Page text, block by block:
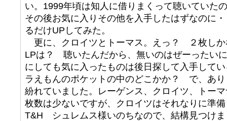
い。1999年頃は知人に借りまくって聴いてい
その後お気に入りその他を入手したはずなのに
るだけUPしてみた。
更に、クロイツとトーマス。えっ？ ２枚し
LPは？ 聴いたんだから、無いのはぜーったい
にしても気に入ったものは後日探して入手して
ラえもんのポケットの中のどこかか？ で、あ
紛れていました。レーゲンス、クロイツ、トー
枚数は少ないですが、クロイツはそれなりに準
T&H シュレムス様いのちなので、結構見つけ